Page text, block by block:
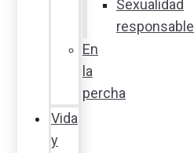
Sexualidad
responsable
En
la
percha
Vida
y